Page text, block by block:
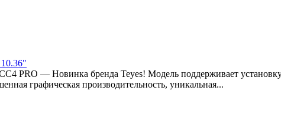
PRO — Новинка бренда Teyes! Модель поддерживает
графическая производительность, уникальная...